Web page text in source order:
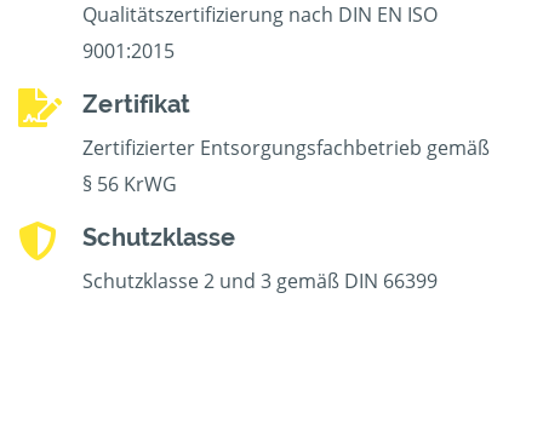
Qualitätszertifizierung nach DIN EN ISO
9001:2015
Zertifikat
Zertifizierter Entsorgungsfachbetrieb gemäß
§ 56 KrWG
Schutzklasse
Schutzklasse 2 und 3 gemäß DIN 66399